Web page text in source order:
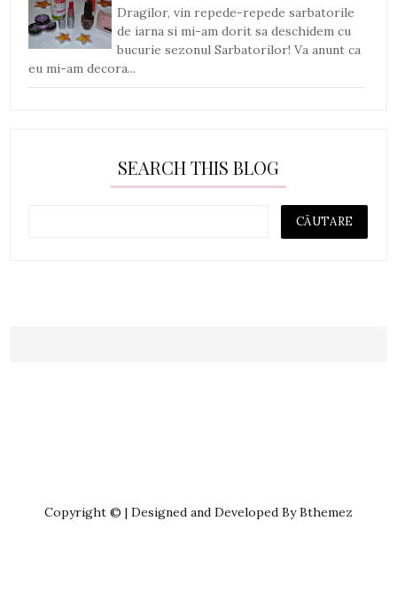
Dragilor, vin repede-repede sarbatorile
de iarna si mi-am dorit sa deschidem cu
bucurie sezonul Sarbatorilor! Va anunt ca
eu mi-am decora...
SEARCH THIS BLOG
Copyright © | Designed and Developed By Bthemez